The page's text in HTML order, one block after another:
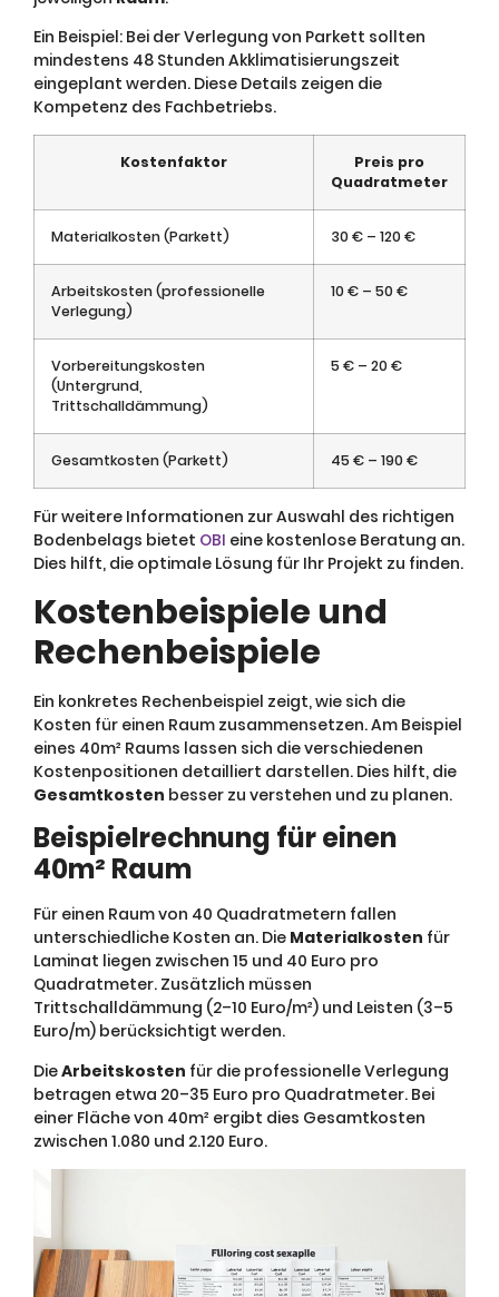
Ein Beispiel: Bei der Verlegung von Parkett sollten
mindestens 48 Stunden Akklimatisierungszeit
eingeplant werden. Diese Details zeigen die
Kompetenz des Fachbetriebs.
Kostenfaktor
Preis pro
Quadratmeter
Materialkosten (Parkett) 30 € – 120 €
Arbeitskosten (professionelle
Verlegung)
10 € – 50 €
Vorbereitungskosten
(Untergrund,
Trittschalldämmung)
5 € – 20 €
Gesamtkosten (Parkett) 45 € – 190 €
Für weitere Informationen zur Auswahl des richtigen
Bodenbelags bietet OBI eine kostenlose Beratung an.
Dies hilft, die optimale Lösung für Ihr Projekt zu finden.
Kostenbeispiele und
Rechenbeispiele
Ein konkretes Rechenbeispiel zeigt, wie sich die
Kosten für einen Raum zusammensetzen. Am Beispiel
eines 40m² Raums lassen sich die verschiedenen
Kostenpositionen detailliert darstellen. Dies hilft, die
Gesamtkosten besser zu verstehen und zu planen.
Beispielrechnung für einen
40m² Raum
Für einen Raum von 40 Quadratmetern fallen
unterschiedliche Kosten an. Die Materialkosten für
Laminat liegen zwischen 15 und 40 Euro pro
Quadratmeter. Zusätzlich müssen
Trittschalldämmung (2–10 Euro/m²) und Leisten (3–5
Euro/m) berücksichtigt werden.
DieArbeitskosten für die professionelle Verlegung
betragen etwa 20–35 Euro pro Quadratmeter. Bei
einer Fläche von 40m² ergibt dies Gesamtkosten
zwischen 1.080 und 2.120 Euro.